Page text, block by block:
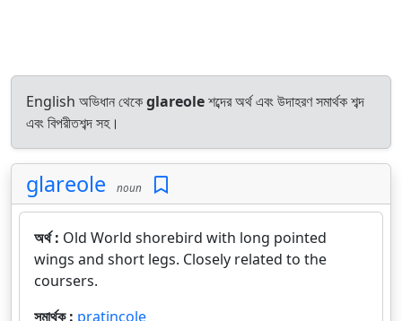
English অভিধান থেকেglareoleশব্দের অর্থ এবং উদাহরণ সমার্থক শব্দ
এবং বিপরীতশব্দ সহ।
glareole noun
অর্থ : Old World shorebird with long pointed
wings and short legs. Closely related to the
coursers.
সমার্থক : pratincole